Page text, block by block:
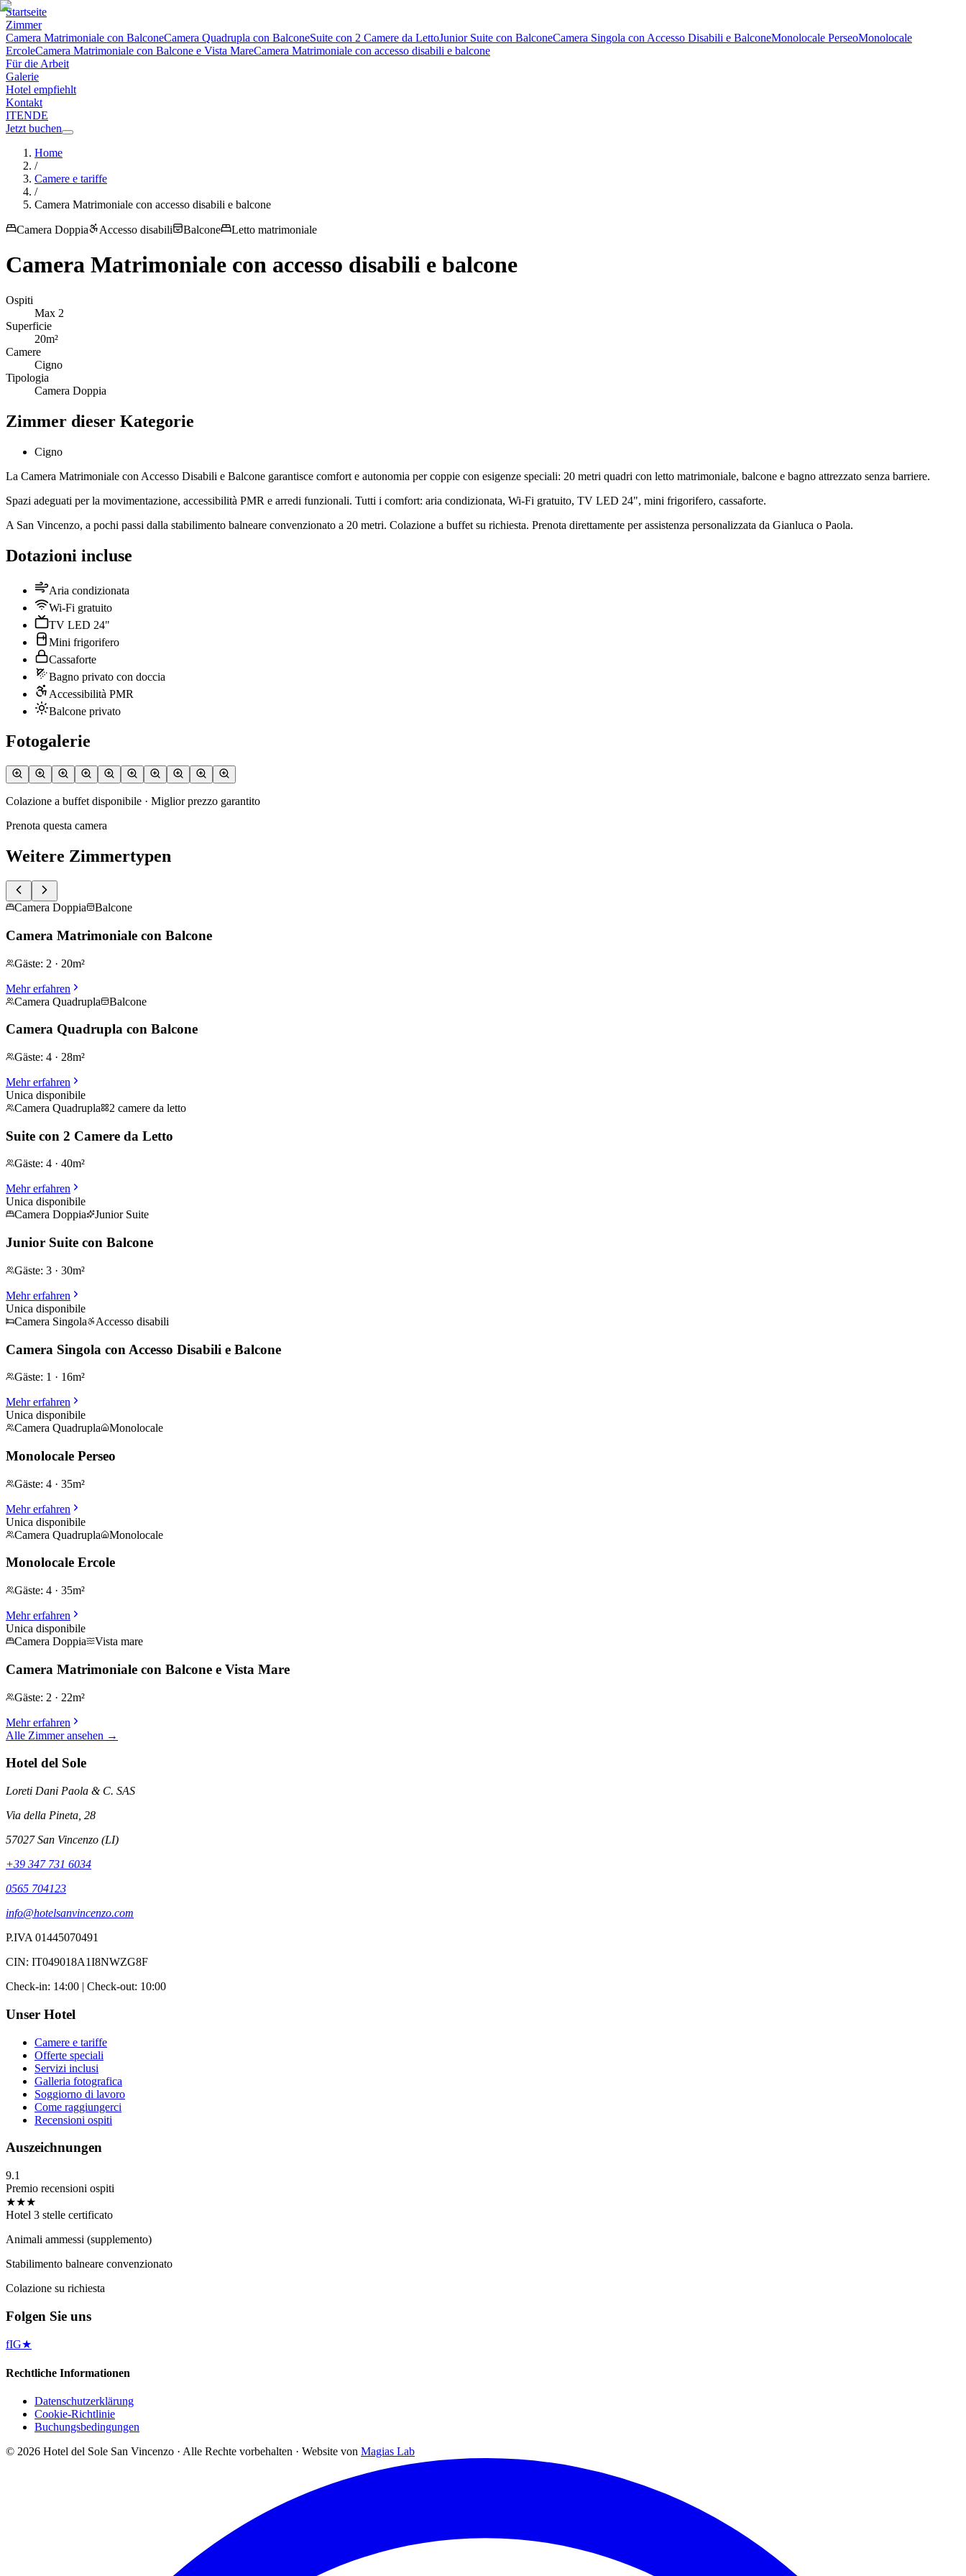
Startseite
Zimmer
Camera Matrimoniale con BalconeCamera Quadrupla con BalconeSuite con 2 Camere da LettoJunior Suite con BalconeCamera Singola con Accesso Disabili e BalconeMonolocale PerseoMonolocale
ErcoleCamera Matrimoniale con Balcone e Vista MareCamera Matrimoniale con accesso disabili e balcone
Für die Arbeit
Galerie
Hotel empfiehlt
Kontakt
ITENDE
Jetzt buchen
Home
/
Camere e tariffe
/
Camera Matrimoniale con accesso disabili e balcone
Camera Doppia Accesso disabili Balcone Letto matrimoniale
Camera Matrimoniale con accesso disabili e balcone
Ospiti
Max 2
Superficie
20m²
Camere
Cigno
Tipologia
Camera Doppia
Zimmer dieser Kategorie
Cigno
La Camera Matrimoniale con Accesso Disabili e Balcone garantisce comfort e autonomia per coppie con esigenze speciali: 20 metri quadri con letto matrimoniale, balcone e bagno attrezzato senza barriere.
Spazi adeguati per la movimentazione, accessibilità PMR e arredi funzionali. Tutti i comfort: aria condizionata, Wi-Fi gratuito, TV LED 24", mini frigorifero, cassaforte.
A San Vincenzo, a pochi passi dalla stabilimento balneare convenzionato a 20 metri. Colazione a buffet su richiesta. Prenota direttamente per assistenza personalizzata da Gianluca o Paola.
Dotazioni incluse
Aria condizionata
Wi-Fi gratuito
TV LED 24"
Mini frigorifero
Cassaforte
Bagno privato con doccia
Accessibilità PMR
Balcone privato
Fotogalerie
Colazione a buffet disponibile · Miglior prezzo garantito
Prenota questa camera
Weitere Zimmertypen
Camera Doppia Balcone
Camera Matrimoniale con Balcone
Gäste: 2 · 20m²
Mehr erfahren
Camera Quadrupla
Balcone
Camera Quadrupla con Balcone
Gäste: 4 · 28m²
Mehr erfahren
Unica disponibile
Camera Quadrupla
2 camere da letto
Suite con 2 Camere da Letto
Gäste: 4 · 40m²
Mehr erfahren
Unica disponibile
Camera Doppia
Junior Suite
Junior Suite con Balcone
Gäste: 3 · 30m²
Mehr erfahren
Unica disponibile
Camera Singola
Accesso disabili
Camera Singola con Accesso Disabili e Balcone
Gäste: 1 · 16m²
Mehr erfahren
Unica disponibile
Camera Quadrupla
Monolocale
Monolocale Perseo
Gäste: 4 · 35m²
Mehr erfahren
Unica disponibile
Camera Quadrupla
Monolocale
Monolocale Ercole
Gäste: 4 · 35m²
Mehr erfahren
Unica disponibile
Camera Doppia
Vista mare
Camera Matrimoniale con Balcone e Vista Mare
Gäste: 2 · 22m²
Mehr erfahren
Alle Zimmer ansehen →
Hotel del Sole
Loreti Dani Paola & C. SAS
Via della Pineta, 28
57027 San Vincenzo (LI)
+39 347 731 6034
0565 704123
info@hotelsanvincenzo.com
P.IVA 01445070491
CIN: IT049018A1I8NWZG8F
Check-in: 14:00 | Check-out: 10:00
Unser Hotel
Camere e tariffe
Offerte speciali
Servizi inclusi
Galleria fotografica
Soggiorno di lavoro
Come raggiungerci
Recensioni ospiti
Auszeichnungen
9.1
Premio recensioni ospiti
★★★
Hotel 3 stelle certificato
Animali ammessi (supplemento)
Stabilimento balneare convenzionato
Colazione su richiesta
Folgen Sie uns
fIG★
Rechtliche Informationen
Datenschutzerklärung
Cookie-Richtlinie
Buchungsbedingungen
© 2026 Hotel del Sole San Vincenzo · Alle Rechte vorbehalten · Website von Magias Lab